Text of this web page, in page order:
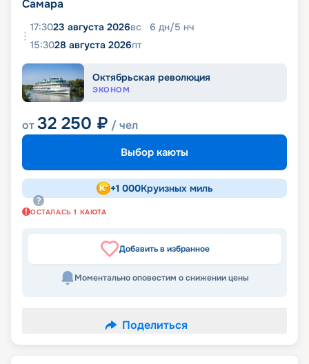
Самара
17:3023 августа 2026вс 6 дн/5 нч
15:3028 августа 2026пт
Октябрьская революция
ЭКОНОМ
от32 250 ₽ / чел
Выбор каюты
+1 000Круизных миль
ОСТАЛАСЬ 1 КАЮТА
Добавить в избранное
Моментально оповестим о снижении цены
Поделиться